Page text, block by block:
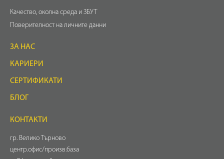
Качество, околна среда и ЗБУТ
Поверителност на личните данни
ЗА НАС
КАРИЕРИ
СЕРТИФИКАТИ
БЛОГ
КОНТАКТИ
гр. Велико Търново
центр.офис/произв.база